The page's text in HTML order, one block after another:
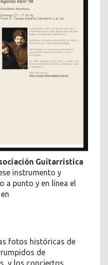
Guitarrística
instrumento y
a punto y en línea el
fotos históricas de
de
y los conciertos